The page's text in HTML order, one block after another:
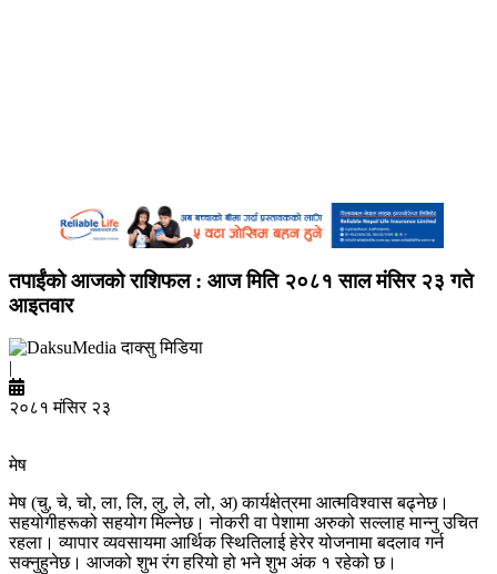
तपाईंको आजको राशिफल : आज मिति २०८१ साल मंसिर २३ गते
आइतवार
दाक्सु मिडिया
|
२०८१ मंसिर २३
मेष
मेष (चु, चे, चो, ला, लि, लु, ले, लो, अ) कार्यक्षेत्रमा आत्मविश्वास बढ्नेछ।
सहयोगीहरूको सहयोग मिल्नेछ। नोकरी वा पेशामा अरुको सल्लाह मान्नु उचित
रहला। व्यापार व्यवसायमा आर्थिक स्थितिलाई हेरेर योजनामा बदलाव गर्न
सक्नुहुनेछ। आजको शुभ रंग हरियो हो भने शुभ अंक १ रहेको छ।